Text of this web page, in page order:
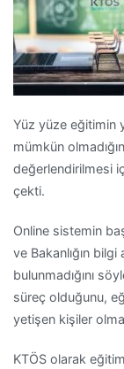
Yüz yüze eğitimin
mümkün
değerlendirilmesi
çekti.
Online sistemin
ve Bakanlığın
bulunmadığını
süreç olduğunu,
yetişen kişiler
KTÖS olarak